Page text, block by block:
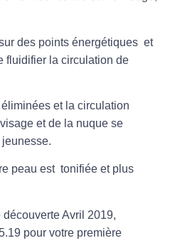
des points énergétiques et
fluidifier la circulation de
et la circulation
et de la nuque se
peau est tonifiée et plus
découverte Avril 2019,
pour votre première